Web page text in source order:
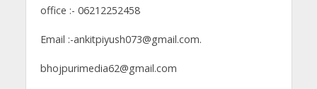
office :- 06212252458
Email :-ankitpiyush073@gmail.com.
bhojpurimedia62@gmail.com